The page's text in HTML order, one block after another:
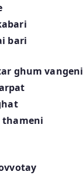
bari
ghum vangeni
thameni